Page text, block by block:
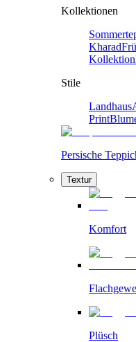
Kollektionen
Kharad
Kollektion
Stile
Landhaus
Print
Persische
Textur
Komfort
Plüsch